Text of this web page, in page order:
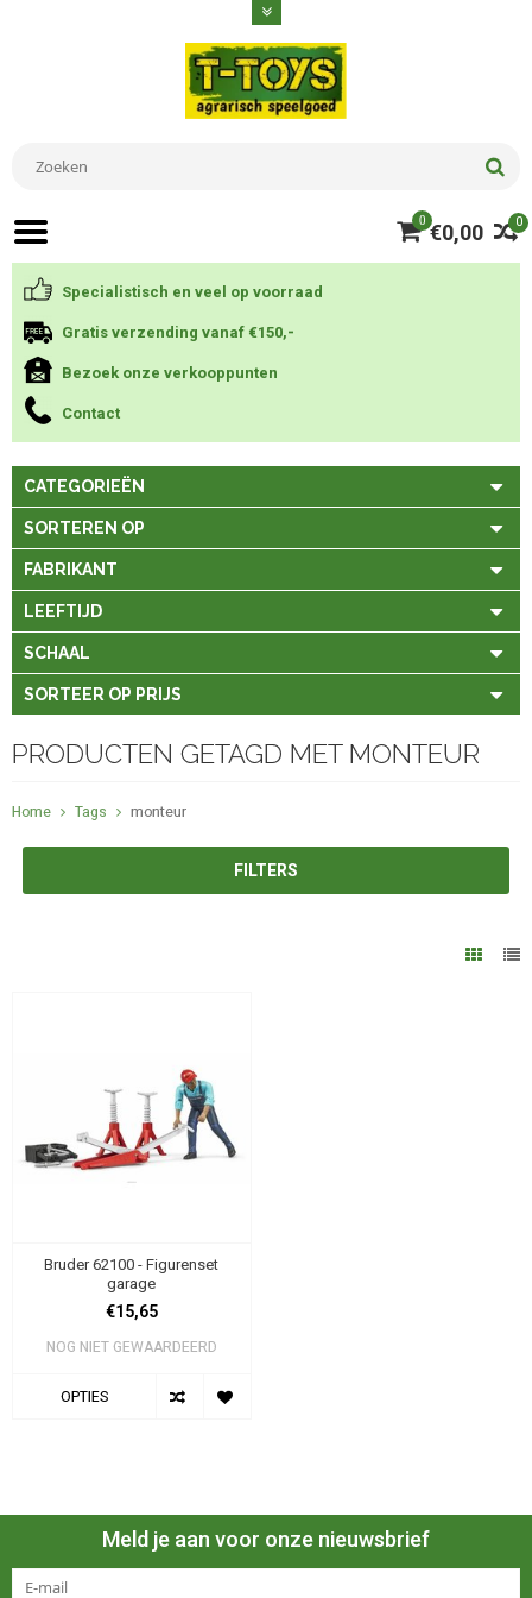
0
0 €0,00
Specialistisch en veel op voorraad
Gratis verzending vanaf €150,-
Bezoek onze verkooppunten
Contact
CATEGORIEËN
SORTEREN OP
FABRIKANT
LEEFTIJD
SCHAAL
SORTEER OP PRIJS
PRODUCTEN GETAGD MET MONTEUR
Home Tags monteur
FILTERS
Bruder 62100 - Figurenset
garage
€15,65
NOG NIET GEWAARDEERD
OPTIES
Meld je aan voor onze nieuwsbrief